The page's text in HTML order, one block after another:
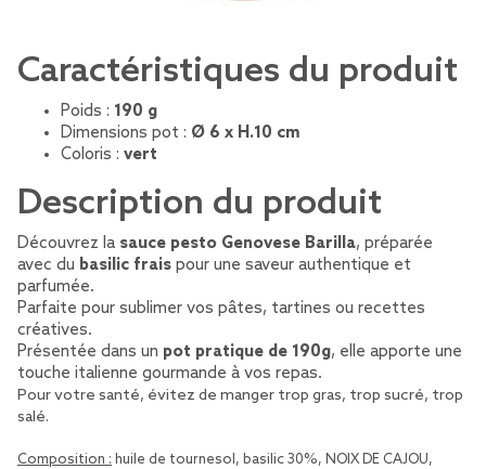
Caractéristiques du produit
Poids : 190 g
Dimensions pot : Ø 6 x H.10 cm
Coloris : vert
Description du produit
Découvrez la sauce pesto Genovese Barilla, préparée
avec du basilic frais pour une saveur authentique et
parfumée.
Parfaite pour sublimer vos pâtes, tartines ou recettes
créatives.
Présentée dans un pot pratique de 190g, elle apporte une
touche italienne gourmande à vos repas.
Pour votre santé, évitez de manger trop gras, trop sucré, trop
salé.
Composition : huile de tournesol, basilic 30%, NOIX DE CAJOU,